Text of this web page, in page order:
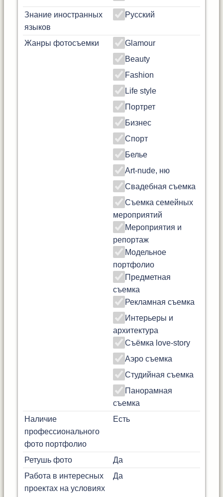
Знание иностранных
языков
Русский
Жанры фотосъемки
Glamour
Beauty
Fashion
Life style
Портрет
Бизнес
Спорт
Белье
Art-nude, ню
Свадебная съемка
Съемка семейных
мероприятий
Мероприятия и
репортаж
Модельное
портфолио
Предметная
съемка
Рекламная съемка
Интерьеры и
архитектура
Съёмка love-story
Аэро съемка
Студийная съемка
Панорамная
съемка
Наличие
профессионального
фото портфолио
Есть
Ретушь фото
Да
Работа в интересных
проектах на условиях
Да